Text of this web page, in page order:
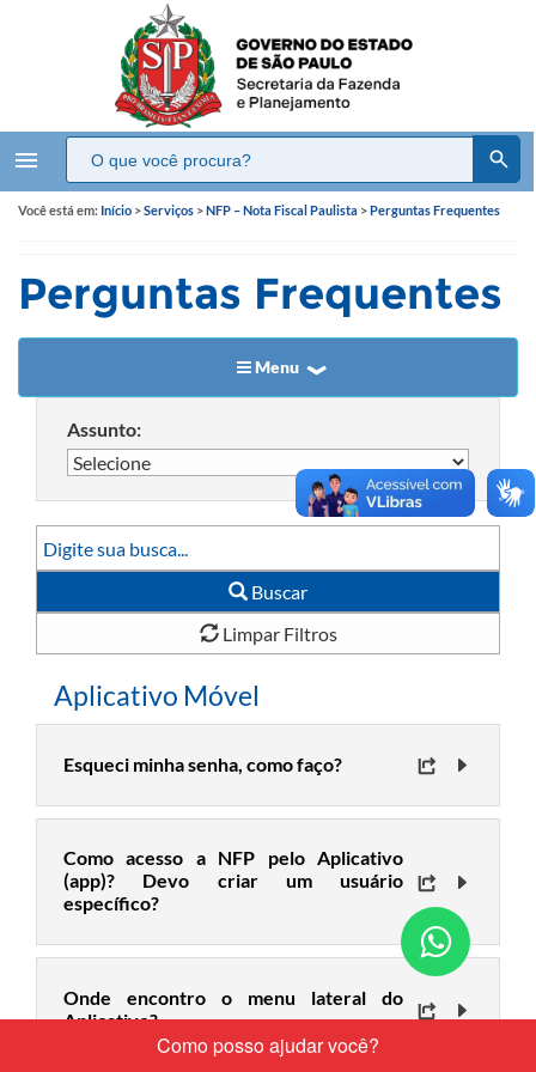
menu
nos
pelo
Você está em: Início >Serviços >NFP – Nota Fiscal Paulista >Perguntas Frequentes
Perguntas Frequentes
Menu
Assunto:
Buscar
Limpar Filtros
Aplicativo Móvel
Esqueci minha senha, como faço?
Como acesso a NFP pelo Aplicativo
(app)? Devo criar um usuário
específico?
Onde encontro o menu lateral do
Aplicativo?